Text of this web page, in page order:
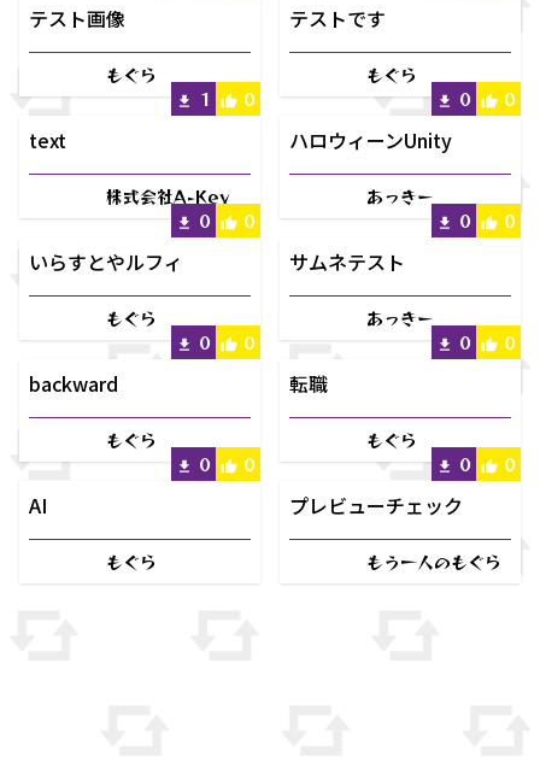
テスト画像
もぐら
テストです
もぐら
1
0
text
株式会社A-Key
0 0
ハロウィーンUnity
あっきー
0
0
いらすとやルフィ
もぐら
0 0
サムネテスト
あっきー
0
0
backward
もぐら
0 0
転職
もぐら
0
0
AI
もぐら
0 0
プレビューチェック
もう一人のもぐら